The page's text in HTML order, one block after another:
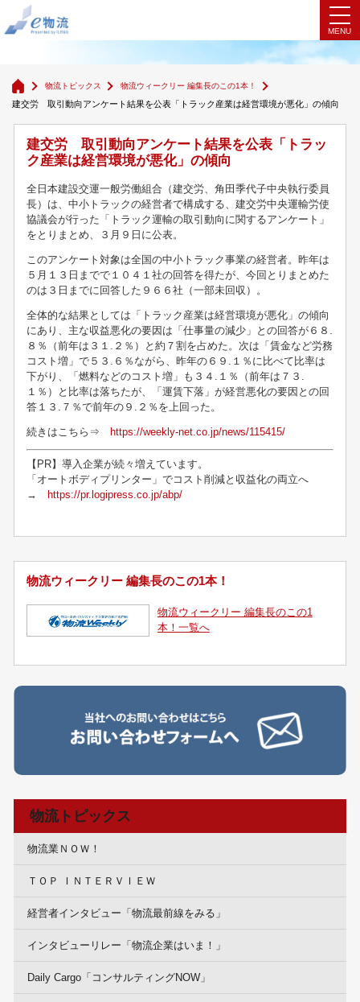
物流ウィークリー 編集長のこの1本！
物流トピックス 物流ウィークリー 編集長のこの1本！
建交労 取引動向アンケート結果を公表「トラック産業は経営環境が悪化」の傾向
建交労 取引動向アンケート結果を公表「トラッ
ク産業は経営環境が悪化」の傾向
全日本建設交運一般労働組合（建交労、角田季代子中央執行委員
長）は、中小トラックの経営者で構成する、建交労中央運輸労使
協議会が行った「トラック運輸の取引動向に関するアンケート」
をとりまとめ、３月９日に公表。
このアンケート対象は全国の中小トラック事業の経営者。昨年は
５月１３日までで１０４１社の回答を得たが、今回とりまとめた
のは３日までに回答した９６６社（一部未回収）。
全体的な結果としては「トラック産業は経営環境が悪化」の傾向
にあり、主な収益悪化の要因は「仕事量の減少」との回答が６８.
８％（前年は３１.２％）と約７割を占めた。次は「賃金など労務
コスト増」で５３.６％ながら、昨年の６９.１％に比べて比率は
下がり、「燃料などのコスト増」も３４.１％（前年は７３.
１％）と比率は落ちたが、「運賃下落」が経営悪化の要因との回
答１３.７％で前年の９.２％を上回った。
続きはこちら⇒ https://weekly-net.co.jp/news/115415/
【PR】導入企業が続々増えています。
「オートボディプリンター」でコスト削減と収益化の両立へ
→https://pr.logipress.co.jp/abp/
物流ウィークリー 編集長のこの1本！
物流ウィークリー 編集長のこの1
本！一覧へ
物流トピックス
物流業ＮＯＷ！
ＴＯＰ ＩＮＴＥＲＶＩＥＷ
経営者インタビュー「物流最前線をみる」
インタビューリレー「物流企業はいま！」
Daily Cargo「コンサルティングNOW」